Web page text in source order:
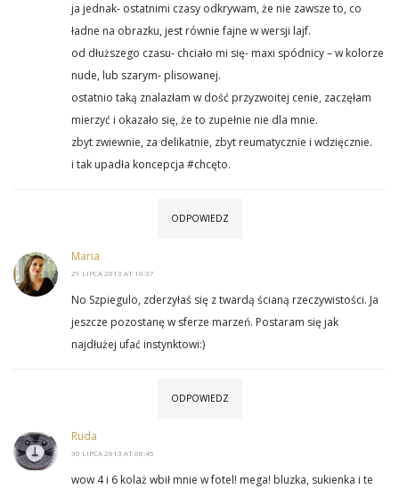
ja jednak- ostatnimi czasy odkrywam, że nie zawsze to, co
ładne na obrazku, jest równie fajne w wersji lajf.
od dłuższego czasu- chciało mi się- maxi spódnicy – w kolorze
nude, lub szarym- plisowanej.
ostatnio taką znalazłam w dość przyzwoitej cenie, zaczęłam
mierzyć i okazało się, że to zupełnie nie dla mnie.
zbyt zwiewnie, za delikatnie, zbyt reumatycznie i wdzięcznie.
i tak upadła koncepcja #chcęto.
ODPOWIEDZ
Maria
29 LIPCA 2013 AT 16:37
No Szpiegulo, zderzyłaś się z twardą ścianą rzeczywistości. Ja
jeszcze pozostanę w sferze marzeń. Postaram się jak
najdłużej ufać instynktowi:)
ODPOWIEDZ
Ruda
30 LIPCA 2013 AT 08:45
wow 4 i 6 kolaż wbił mnie w fotel! mega! bluzka, sukienka i te